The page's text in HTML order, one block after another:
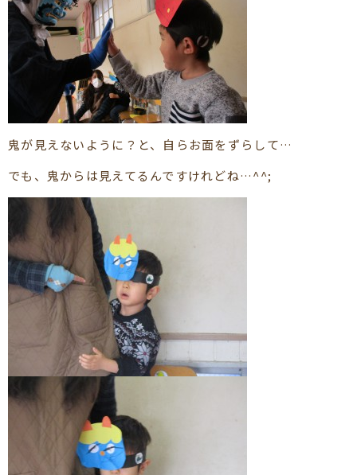
鬼が見えないように？と、自らお面をずらして…
でも、鬼からは見えてるんですけれどね…^^;